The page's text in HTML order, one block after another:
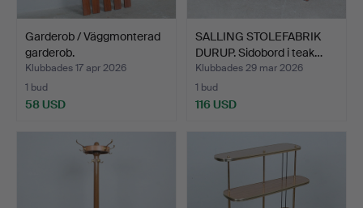
Garderob / Väggmonterad
garderob.
Klubbades 17 apr 2026
1 bud
58 USD
SALLING STOLEFABRIK
DURUP. Sidobord i teak…
Klubbades 29 mar 2026
1 bud
116 USD